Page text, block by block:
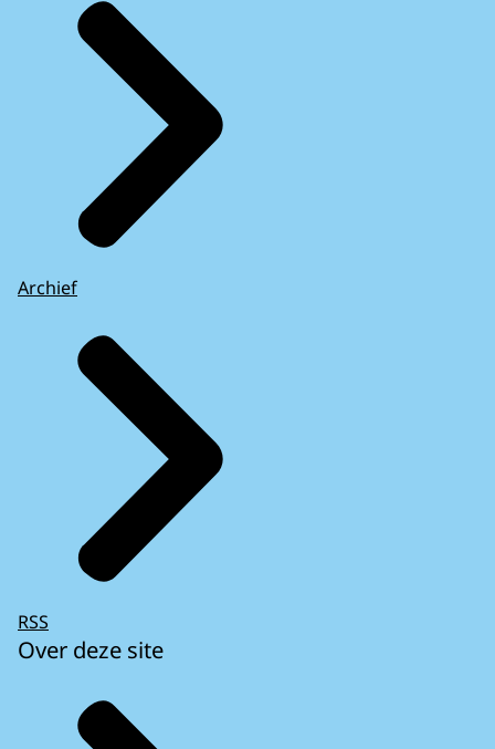
Archief
RSS
Over deze site